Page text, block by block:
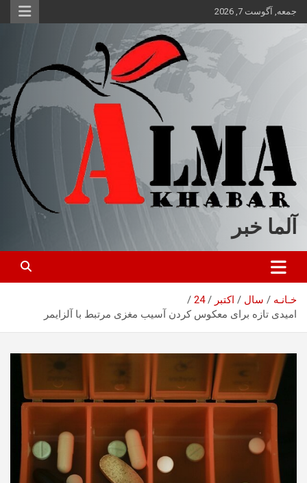
محتوا
جمعه, آگوست 7, 2026
آلما خبر
خـانـه سال اکتبر
24
امیدی تازه برای معکوس کردن آسیب مغزی مرتبط با آلزایمر